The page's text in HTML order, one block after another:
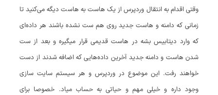
وقتی اقدام به انتقال وردپرس از یک هاست به هاست دیگه می‌کنید تا
زمانی که دامنه و هاست جدید روی هم ست نشده باشند هر داده‌ای
که وارد دیتابیس بشه در هاست قدیمی قرار میگیره و بعد از ست
شدن هاست و دامنه جدید آخرین داده‌هایی که اضافه شدند از دست
خواهند رفت. این موضوع در وردپرس و هر سیستم سایت سازی
وجود داره و خیلی مهم و حیاتی به حساب میاد. خصوصا برای